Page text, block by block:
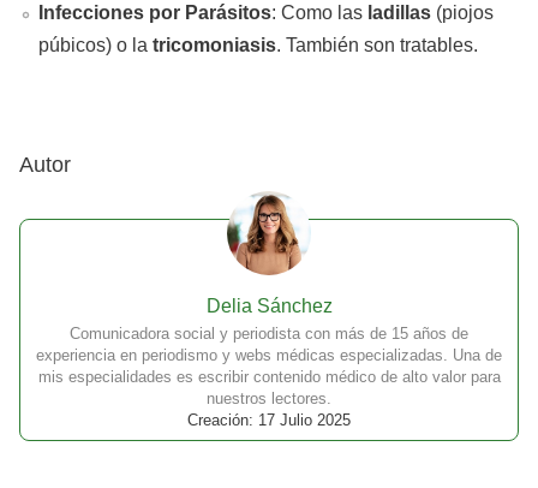
Infecciones por Parásitos: Como las ladillas (piojos
púbicos) o la tricomoniasis. También son tratables.
Autor
Delia Sánchez
Comunicadora social y periodista con más de 15 años de
experiencia en periodismo y webs médicas especializadas. Una de
mis especialidades es escribir contenido médico de alto valor para
nuestros lectores.
Creación: 17 Julio 2025